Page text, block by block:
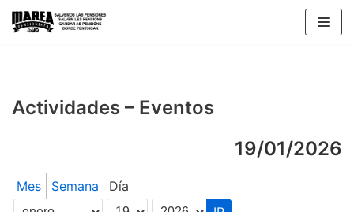
Saltar
Actividades – Eventos
19/01/2026
Mes Semana Día